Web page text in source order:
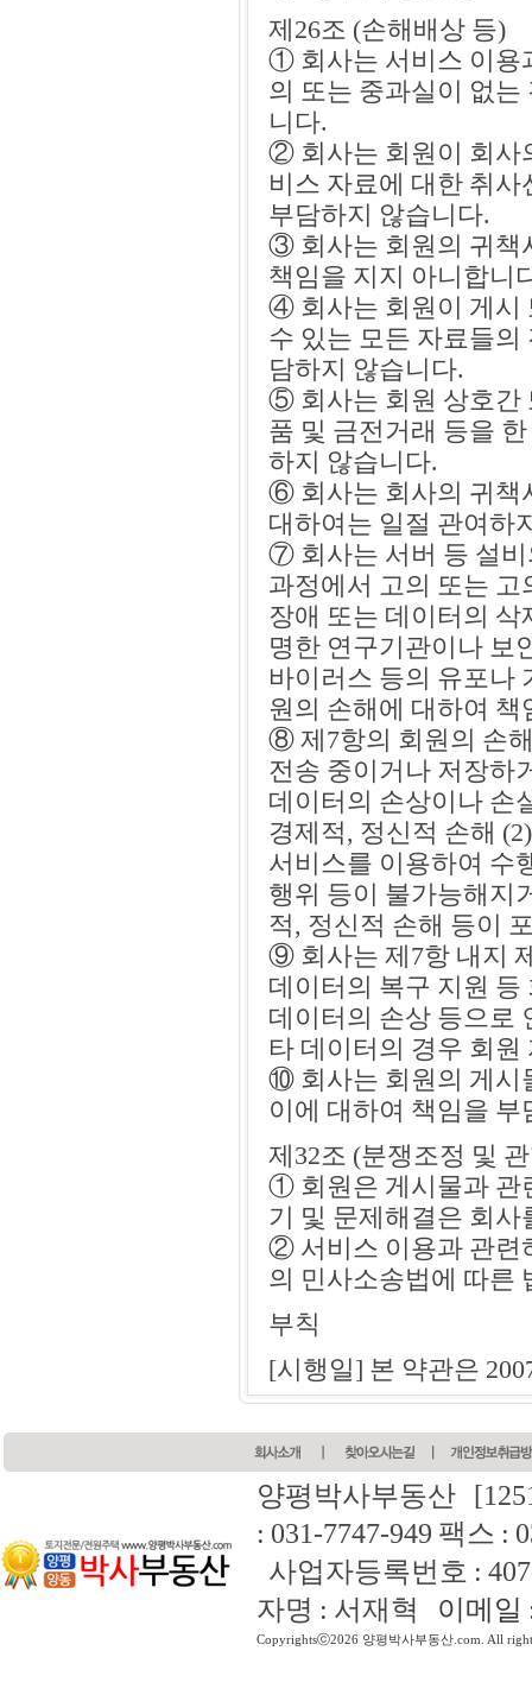
제26조 (손해배상 등)
① 회사는 서비스 이용
의 또는 중과실이 없
니다.
② 회사는 회원이 회사
비스 자료에 대한 취
부담하지 않습니다.
③ 회사는 회원의 귀책
책임을 지지 아니합니
④ 회사는 회원이 게시
수 있는 모든 자료들
담하지 않습니다.
⑤ 회사는 회원 상호간
품 및 금전거래 등을
하지 않습니다.
⑥ 회사는 회사의 귀책
대하여는 일절 관여하
⑦ 회사는 서버 등 설비
과정에서 고의 또는
장애 또는 데이터의
명한 연구기관이나 보
바이러스 등의 유포나
원의 손해에 대하여 책
⑧ 제7항의 회원의 손
전송 중이거나 저장하
데이터의 손상이나 손
경제적, 정신적 손해
서비스를 이용하여 수
행위 등이 불가능해지
적, 정신적 손해 등이
⑨ 회사는 제7항 내지
데이터의 복구 지원
데이터의 손상 등으로
타 데이터의 경우 회
⑩ 회사는 회원의 게시
이에 대하여 책임을
제32조 (분쟁조정 및
① 회원은 게시물과 관
기 및 문제해결은 회
② 서비스 이용과 관련
의 민사소송법에 따른
부칙
[시행일] 본 약관은
양평박사부동산
: 031-7747-949 팩스 :
사업자등록번호 :
자명 : 서재혁 이메일
Copyrightsⓒ2026 양평박사부동산.com. All